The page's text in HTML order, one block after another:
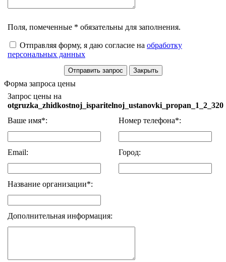
Поля, помеченные * обязательны для заполнения.
Отправляя форму, я даю согласие на обработку
персональных данных
Форма запроса цены
Запрос цены на
otgruzka_zhidkostnoj_isparitelnoj_ustanovki_propan_1_2_320
Ваше имя*:
Номер телефона*:
Email: Город:
Название организации*:
Дополнительная информация: